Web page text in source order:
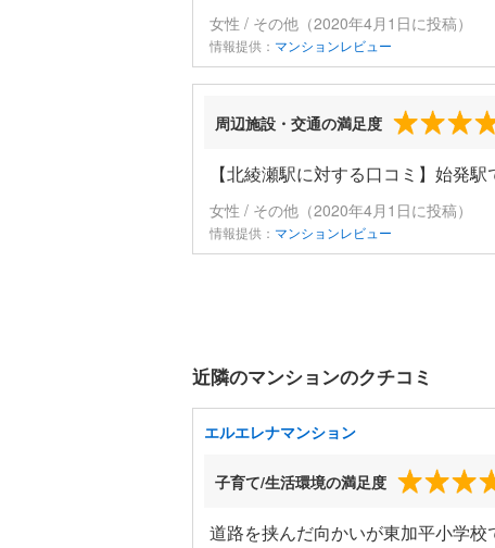
女性 / その他（2020年4月1日に投稿）
情報提供： マンションレビュー
周辺施設・交通の満足度
【北綾瀬駅に対する口コミ】始発
女性 / その他（2020年4月1日に投稿）
情報提供： マンションレビュー
近隣のマンションのクチコミ
エルエレナマンション
子育て/生活環境の満足度
道路を挟んだ向かいが東加平小学